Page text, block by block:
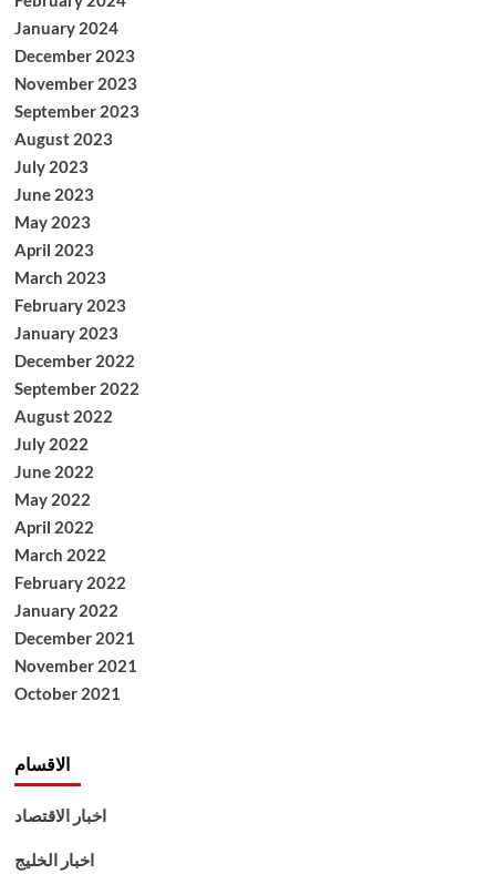
January 2024
December 2023
November 2023
September 2023
August 2023
July 2023
June 2023
May 2023
April 2023
March 2023
February 2023
January 2023
December 2022
September 2022
August 2022
July 2022
June 2022
May 2022
April 2022
March 2022
February 2022
January 2022
December 2021
November 2021
October 2021
الاقسام
اخبار الاقتصاد
اخبار الخليج